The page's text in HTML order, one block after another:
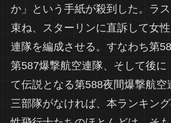
か」という手紙が殺到した。ラ
束ね、スターリンに直訴して女
連隊を編成させる。すなわち第
第587爆撃航空連隊、そして後に
て伝説となる第588夜間爆撃航空
三部隊がなければ、本ランキン